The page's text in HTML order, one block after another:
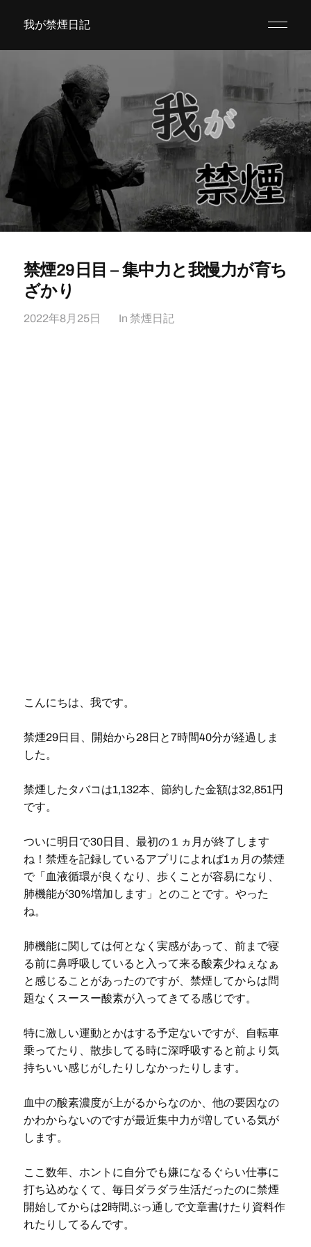
我が禁煙日記
禁煙29日目 – 集中力と我慢力が育ち
ざかり
2022年8月25日 In 禁煙日記
こんにちは、我です。
禁煙29日目、開始から28日と7時間40分が経過しま
した。
禁煙したタバコは1,132本、節約した金額は32,851円
です。
ついに明日で30日目、最初の１ヵ月が終了します
ね！禁煙を記録しているアプリによれば1ヵ月の禁煙
で「血液循環が良くなり、歩くことが容易になり、
肺機能が30%増加します」とのことです。やった
ね。
肺機能に関しては何となく実感があって、前まで寝
る前に鼻呼吸していると入って来る酸素少ねぇなぁ
と感じることがあったのですが、禁煙してからは問
題なくスースー酸素が入ってきてる感じです。
特に激しい運動とかはする予定ないですが、自転車
乗ってたり、散歩してる時に深呼吸すると前より気
持ちいい感じがしたりしなかったりします。
血中の酸素濃度が上がるからなのか、他の要因なの
かわからないのですが最近集中力が増している気が
します。
ここ数年、ホントに自分でも嫌になるぐらい仕事に
打ち込めなくて、毎日ダラダラ生活だったのに禁煙
開始してからは2時間ぶっ通しで文章書けたり資料作
れたりしてるんです。